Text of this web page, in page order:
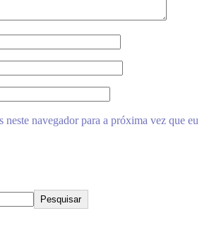
neste navegador para a próxima vez que eu
Pesquisar